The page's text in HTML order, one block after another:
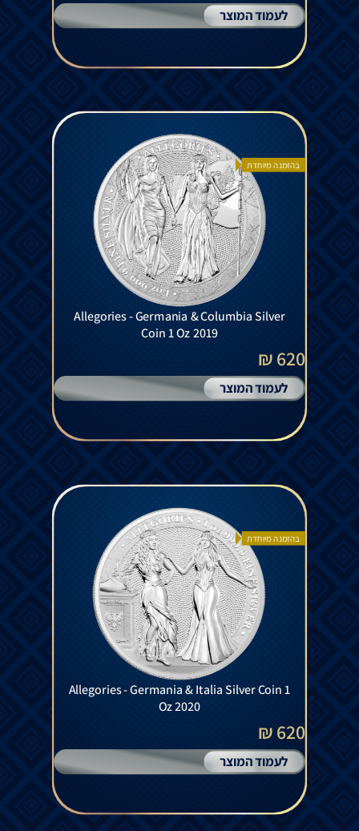
לעמוד המוצר
בהזמנה מיוחדת
Allegories - Germania & Columbia Silver
Coin 1 Oz 2019
620 ₪
לעמוד המוצר
בהזמנה מיוחדת
Allegories - Germania & Italia Silver Coin 1
Oz 2020
620 ₪
לעמוד המוצר